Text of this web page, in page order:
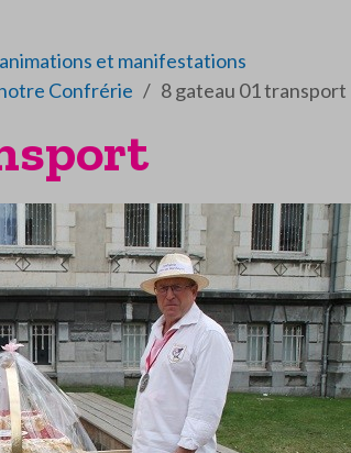
et manifestations
Confrérie
8 gateau 01 transport